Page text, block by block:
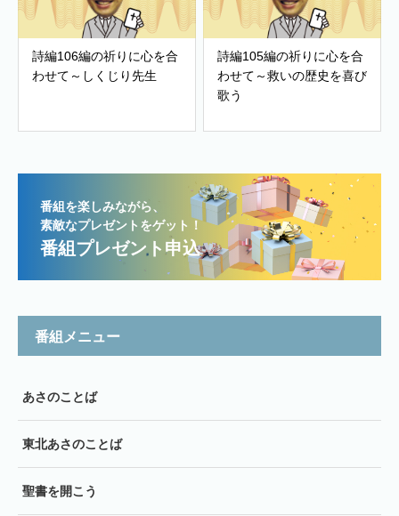
詩編106編の祈りに心を合
わせて～しくじり先生
詩編105編の祈りに心を合
わせて～救いの歴史を喜び
歌う
番組を楽しみながら、
素敵なプレゼントをゲット！
番組プレゼント申込
番組メニュー
あさのことば
東北あさのことば
聖書を開こう